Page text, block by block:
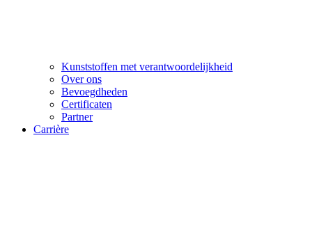
Kunststoffen met verantwoordelijkheid
Over ons
Bevoegdheden
Certificaten
Partner
Carrière